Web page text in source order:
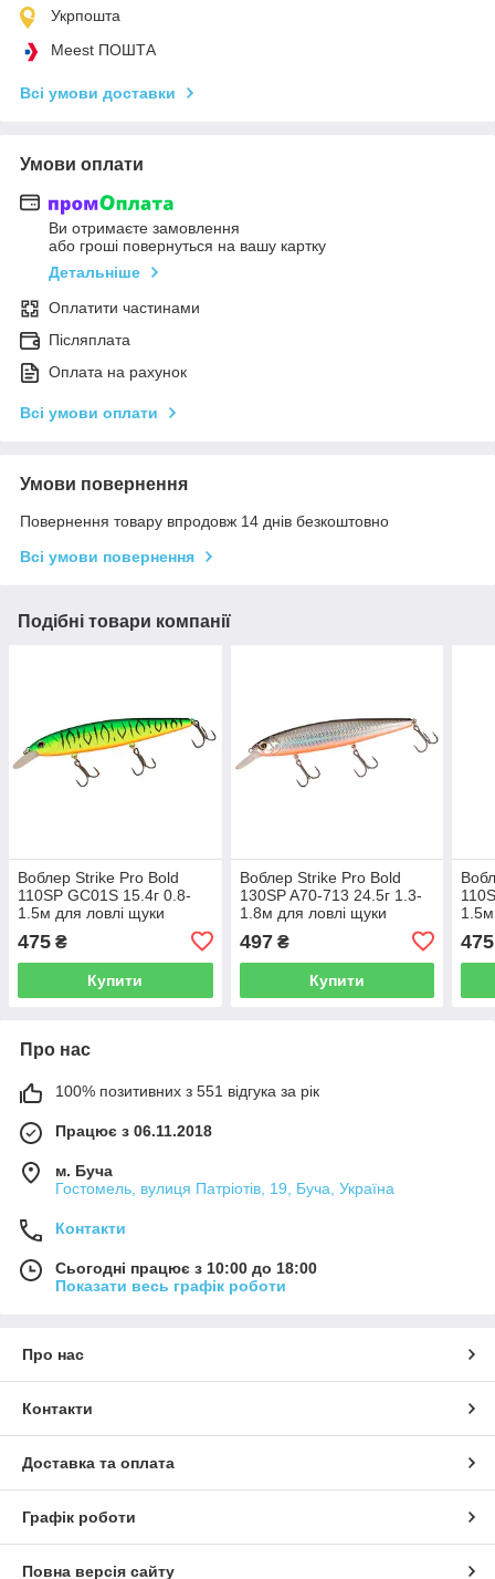
Укрпошта
Meest ПОШТА
Всі умови доставки
Умови оплати
Ви отримаєте замовлення
або гроші повернуться на вашу картку
Детальніше
Оплатити частинами
Післяплата
Оплата на рахунок
Всі умови оплати
Умови повернення
Повернення товару впродовж 14 днів безкоштовно
Всі умови повернення
Подібні товари компанії
Воблер Strike Pro Bold
110SP GC01S 15.4г 0.8-
1.5м для ловлі щуки
475 ₴
Купити
Воблер Strike Pro Bold
130SP A70-713 24.5г 1.3-
1.8м для ловлі щуки
497₴
Купити
475
Про нас
100% позитивних з 551 відгука за рік
Працює з 06.11.2018
м. Буча
Гостомель, вулиця Патріотів, 19, Буча, Україна
Контакти
Сьогодні працює з 10:00 до 18:00
Показати весь графік роботи
Про нас
Контакти
Доставка та оплата
Графік роботи
Повна версія сайту